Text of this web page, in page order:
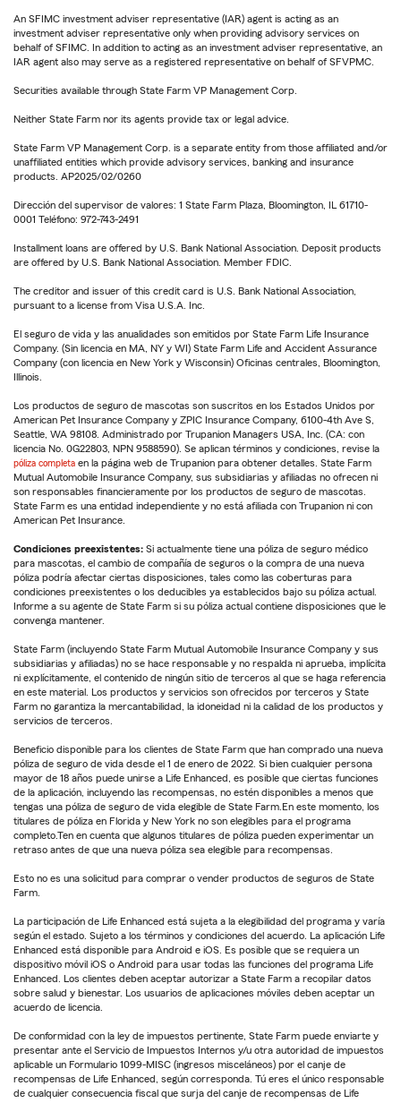
An SFIMC investment adviser representative (IAR) agent is acting as an
investment adviser representative only when providing advisory services on
behalf of SFIMC. In addition to acting as an investment adviser representative, an
IAR agent also may serve as a registered representative on behalf of SFVPMC.
Securities available through State Farm VP Management Corp.
Neither State Farm nor its agents provide tax or legal advice.
State Farm VP Management Corp. is a separate entity from those affiliated and/or
unaffiliated entities which provide advisory services, banking and insurance
products. AP2025/02/0260
Dirección del supervisor de valores: 1 State Farm Plaza, Bloomington, IL 61710-
0001 Teléfono: 972-743-2491
Installment loans are offered by U.S. Bank National Association. Deposit products
are offered by U.S. Bank National Association. Member FDIC.
The creditor and issuer of this credit card is U.S. Bank National Association,
pursuant to a license from Visa U.S.A. Inc.
El seguro de vida y las anualidades son emitidos por State Farm Life Insurance
Company. (Sin licencia en MA, NY y WI) State Farm Life and Accident Assurance
Company (con licencia en New York y Wisconsin) Oficinas centrales, Bloomington,
Illinois.
Los productos de seguro de mascotas son suscritos en los Estados Unidos por
American Pet Insurance Company y ZPIC Insurance Company, 6100-4th Ave S,
Seattle, WA 98108. Administrado por Trupanion Managers USA, Inc. (CA: con
licencia No. 0G22803, NPN 9588590). Se aplican términos y condiciones, revise la
póliza completa en la página web de Trupanion para obtener detalles. State Farm
Mutual Automobile Insurance Company, sus subsidiarias y afiliadas no ofrecen ni
son responsables financieramente por los productos de seguro de mascotas.
State Farm es una entidad independiente y no está afiliada con Trupanion ni con
American Pet Insurance.
Condiciones preexistentes: Si actualmente tiene una póliza de seguro médico
para mascotas, el cambio de compañía de seguros o la compra de una nueva
póliza podría afectar ciertas disposiciones, tales como las coberturas para
condiciones preexistentes o los deducibles ya establecidos bajo su póliza actual.
Informe a su agente de State Farm si su póliza actual contiene disposiciones que le
convenga mantener.
State Farm (incluyendo State Farm Mutual Automobile Insurance Company y sus
subsidiarias y afiliadas) no se hace responsable y no respalda ni aprueba, implícita
ni explícitamente, el contenido de ningún sitio de terceros al que se haga referencia
en este material. Los productos y servicios son ofrecidos por terceros y State
Farm no garantiza la mercantabilidad, la idoneidad ni la calidad de los productos y
servicios de terceros.
Beneficio disponible para los clientes de State Farm que han comprado una nueva
póliza de seguro de vida desde el 1 de enero de 2022. Si bien cualquier persona
mayor de 18 años puede unirse a Life Enhanced, es posible que ciertas funciones
de la aplicación, incluyendo las recompensas, no estén disponibles a menos que
tengas una póliza de seguro de vida elegible de State Farm.En este momento, los
titulares de póliza en Florida y New York no son elegibles para el programa
completo.Ten en cuenta que algunos titulares de póliza pueden experimentar un
retraso antes de que una nueva póliza sea elegible para recompensas.
Esto no es una solicitud para comprar o vender productos de seguros de State
Farm.
La participación de Life Enhanced está sujeta a la elegibilidad del programa y varía
según el estado. Sujeto a los términos y condiciones del acuerdo. La aplicación Life
Enhanced está disponible para Android e iOS. Es posible que se requiera un
dispositivo móvil iOS o Android para usar todas las funciones del programa Life
Enhanced. Los clientes deben aceptar autorizar a State Farm a recopilar datos
sobre salud y bienestar. Los usuarios de aplicaciones móviles deben aceptar un
acuerdo de licencia.
De conformidad con la ley de impuestos pertinente, State Farm puede enviarte y
presentar ante el Servicio de Impuestos Internos y/u otra autoridad de impuestos
aplicable un Formulario 1099-MISC (ingresos misceláneos) por el canje de
recompensas de Life Enhanced, según corresponda. Tú eres el único responsable
de cualquier consecuencia fiscal que surja del canje de recompensas de Life